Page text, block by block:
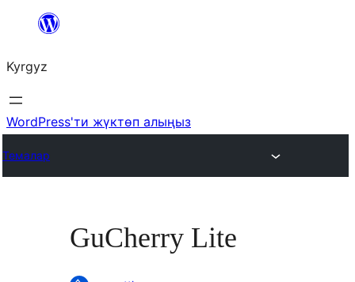
Мазмунга
Kyrgyz
WordPress'ти жүктөп алыңыз
Темалар
GuCherry Lite